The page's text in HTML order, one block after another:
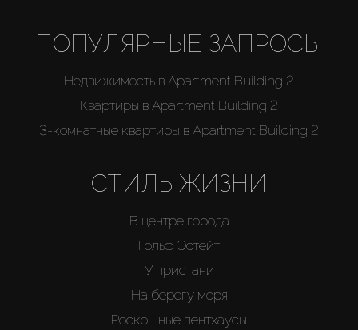
ПОПУЛЯРНЫЕ ЗАПРОСЫ
Недвижимость в Apartment Building 2
Квартиры в Apartment Building 2
3-комнатные квартиры в Apartment Building 2
СТИЛЬ ЖИЗНИ
В центре города
Гольф Эстейт
У пристани
На берегу моря
Роскошные пентхаусы